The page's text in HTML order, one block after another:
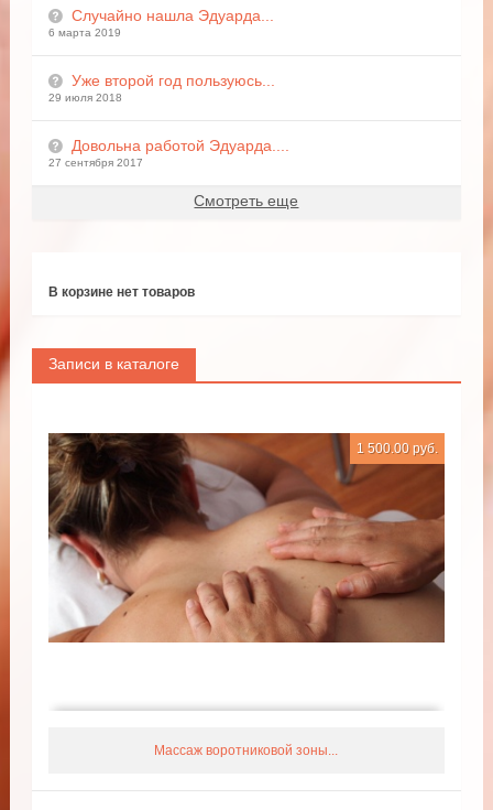
Случайно нашла Эдуарда...
6 марта 2019
Уже второй год пользуюсь...
29 июля 2018
Довольна работой Эдуарда....
27 сентября 2017
Смотреть еще
В корзине нет товаров
Записи в каталоге
Массаж воротниковой зоны...
1 500.00 руб.